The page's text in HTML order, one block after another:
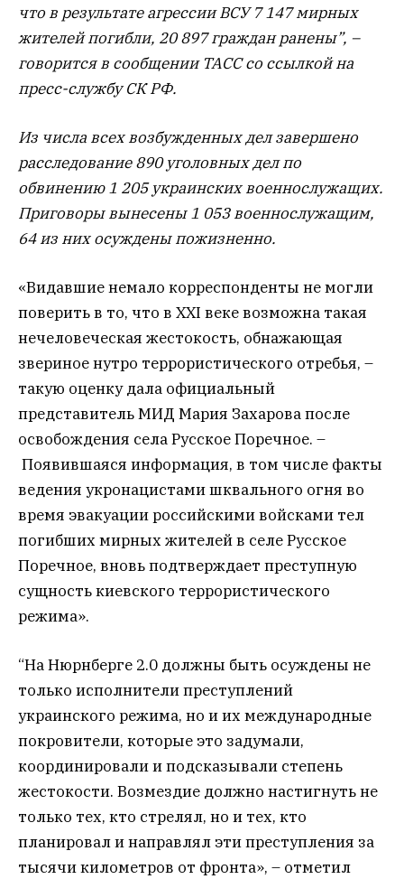
что в результате агрессии ВСУ 7 147 мирных
жителей погибли, 20 897 граждан ранены”, –
говорится в сообщении ТАСС со ссылкой на
пресс-службу СК РФ.
Из числа всех возбужденных дел завершено
расследование 890 уголовных дел по
обвинению 1 205 украинских военнослужащих.
Приговоры вынесены 1 053 военнослужащим,
64 из них осуждены пожизненно.
«Видавшие немало корреспонденты не могли
поверить в то, что в XXI веке возможна такая
нечеловеческая жестокость, обнажающая
звериное нутро террористического отребья, –
такую оценку дала официальный
представитель МИД Мария Захарова после
освобождения села Русское Поречное. –
Появившаяся информация, в том числе факты
ведения укронацистами шквального огня во
время эвакуации российскими войсками тел
погибших мирных жителей в селе Русское
Поречное, вновь подтверждает преступную
сущность киевского террористического
режима».
“На Нюрнберге 2.0 должны быть осуждены не
только исполнители преступлений
украинского режима, но и их международные
покровители, которые это задумали,
координировали и подсказывали степень
жестокости. Возмездие должно настигнуть не
только тех, кто стрелял, но и тех, кто
планировал и направлял эти преступления за
тысячи километров от фронта», – отметил